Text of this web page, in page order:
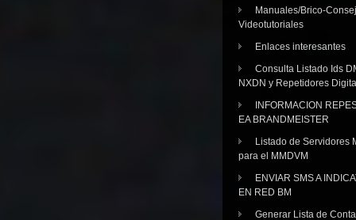
Manuales/Brico-
Videotutoriales
Enlaces interesantes
Consulta Listado Ids
NXDN y Repetidores
INFORMACION
EA BRANDMEISTER
Listado de Servidores
para el MMDVM
ENVIAR SMS A
EN RED BM
Generar Lista de